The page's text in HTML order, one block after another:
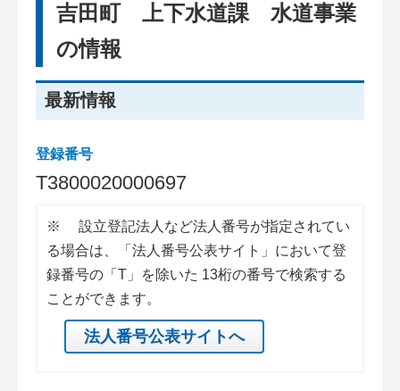
吉田町 上下水道課 水道事業
の情報
最新情報
登録番号
T3800020000697
※
設立登記法人など法人番号が指定されてい
る場合は、「法人番号公表サイト」において登
録番号の「T」を除いた 13桁の番号で検索する
ことができます。
法人番号公表サイトへ